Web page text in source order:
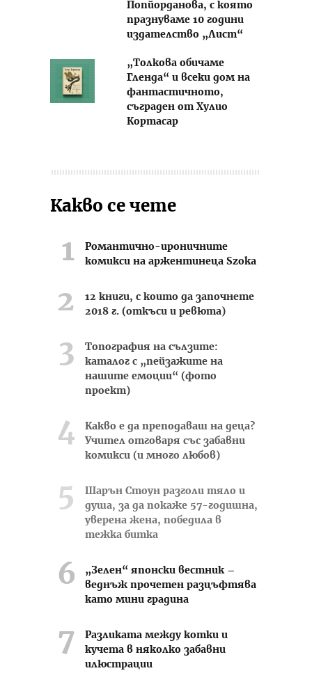
Попйорданова, с която
празнуваме 10 години
издателство „Лист“
„Толкова обичаме
Гленда“ и всеки дом на
фантастичното,
съграден от Хулио
Кортасар
Какво се чете
Романтично-ироничните
комикси на аржентинеца Szoka
12 книги, с които да започнете
2018 г. (откъси и ревюта)
Топография на сълзите:
каталог с „пейзажите на
нашите емоции“ (фото
проект)
Какво е да преподаваш на деца?
Учител отговаря със забавни
комикси (и много любов)
Шарън Стоун разголи тяло и
душа, за да покаже 57-годишна,
уверена жена, победила в
тежка битка
„Зелен“ японски вестник –
веднъж прочетен разцъфтява
като мини градина
Разликата между котки и
кучета в няколко забавни
илюстрации